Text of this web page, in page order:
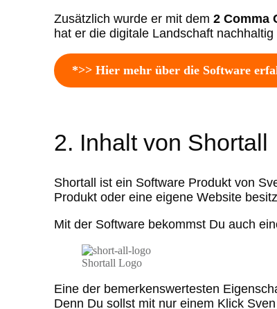
Zusätzlich wurde er mit dem 2 Comma
hat er die digitale Landschaft nachhaltig
*>> Hier mehr über die Software
2. Inhalt von Shortall
Shortall ist ein Software Produkt von
Produkt oder eine eigene Website
Mit der Software bekommst Du auch
Shortall Logo
Eine der bemerkenswertesten
Denn Du sollst mit nur einem Klick